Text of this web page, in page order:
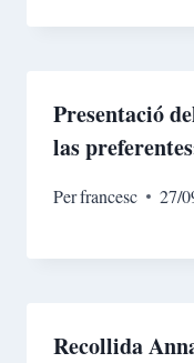
Presentació
las
Perfrancesc 27/
Recollida